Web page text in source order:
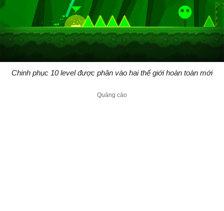
Chinh phục 10 level được phân vào hai thế giới hoàn toàn mới